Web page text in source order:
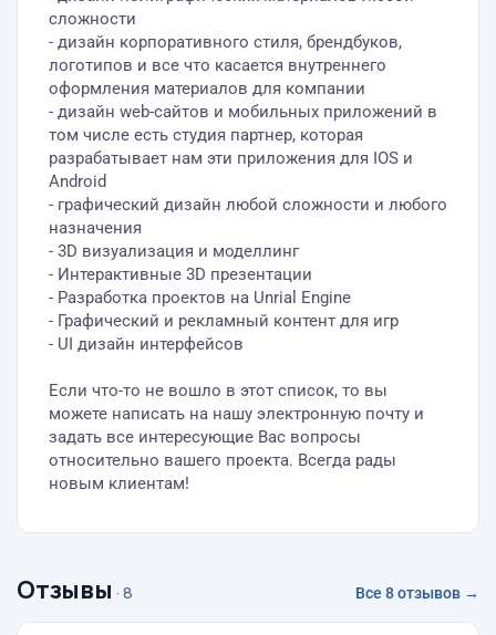
сложности
- дизайн корпоративного стиля, брендбуков,
логотипов и все что касается внутреннего
оформления материалов для компании
- дизайн web-сайтов и мобильных приложений в
том числе есть студия партнер, которая
разрабатывает нам эти приложения для IOS и
Android
- графический дизайн любой сложности и любого
назначения
- 3D визуализация и моделлинг
- Интерактивные 3D презентации
- Разработка проектов на Unrial Engine
- Графический и рекламный контент для игр
- UI дизайн интерфейсов
Если что-то не вошло в этот список, то вы
можете написать на нашу электронную почту и
задать все интересующие Вас вопросы
относительно вашего проекта. Всегда рады
новым клиентам!
Отзывы · 8 Все 8 отзывов →